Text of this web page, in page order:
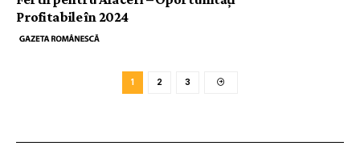
Profitabile în 2024
1 2 3